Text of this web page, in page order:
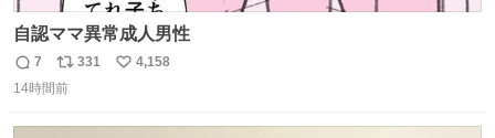
自認ママ異常成人男性
返
信
7
リ
ポ
331
い
4,158
14時間前